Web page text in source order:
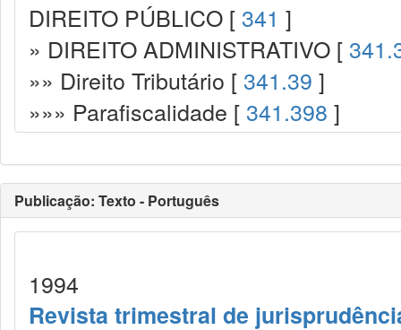
DIREITO PÚBLICO [ 341 ]
» DIREITO ADMINISTRATIVO [
»» Direito Tributário [ 341.39 ]
»»» Parafiscalidade [ 341.398 ]
Publicação: Texto - Português
1994
Revista trimestral de